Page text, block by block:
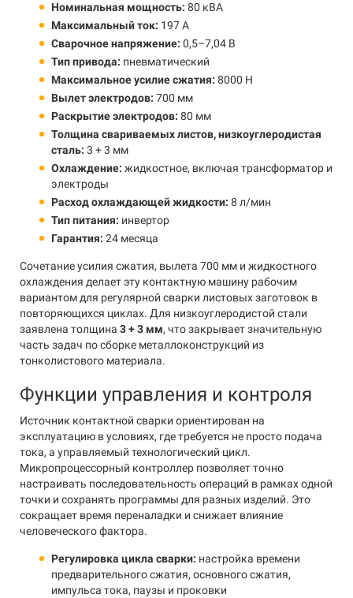
Номинальная мощность: 80 кВА
Максимальный ток: 197 А
Сварочное напряжение: 0,5–7,04 В
Тип привода: пневматический
Максимальное усилие сжатия: 8000 Н
Вылет электродов: 700 мм
Раскрытие электродов: 80 мм
Толщина свариваемых листов, низкоуглеродистая
сталь: 3 + 3 мм
Охлаждение: жидкостное, включая трансформатор и
электроды
Расход охлаждающей жидкости: 8 л/мин
Тип питания: инвертор
Гарантия: 24 месяца
Сочетание усилия сжатия, вылета 700 мм и жидкостного
охлаждения делает эту контактную машину рабочим
вариантом для регулярной сварки листовых заготовок в
повторяющихся циклах. Для низкоуглеродистой стали
заявлена толщина 3 + 3 мм, что закрывает значительную
часть задач по сборке металлоконструкций из
тонколистового материала.
Функции управления и контроля
Источник контактной сварки ориентирован на
эксплуатацию в условиях, где требуется не просто подача
тока, а управляемый технологический цикл.
Микропроцессорный контроллер позволяет точно
настраивать последовательность операций в рамках одной
точки и сохранять программы для разных изделий. Это
сокращает время переналадки и снижает влияние
человеческого фактора.
Регулировка цикла сварки: настройка времени
предварительного сжатия, основного сжатия,
импульса тока, паузы и проковки